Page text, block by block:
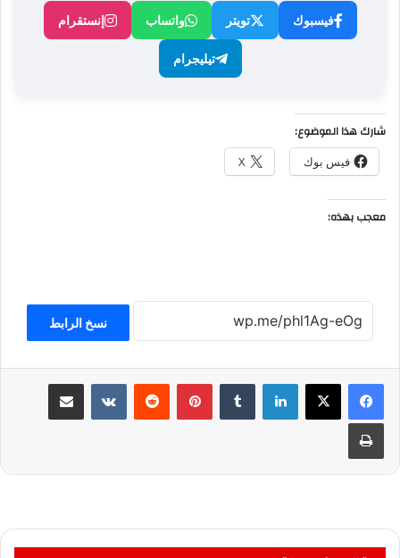
فيسبوك تويتر واتساب إنستقرام
تيليجرام
شارك هذا الموضوع:
فيس بوك X
معجب بهذه:
نسخ الرابط
لينكدإن بينتيريست مشاركة عبر البريد
طباعة